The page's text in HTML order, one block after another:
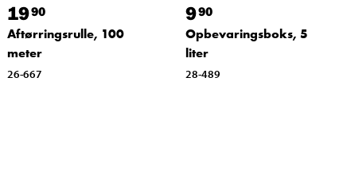
1990
Aftørringsrulle, 100
meter
26-667
990
Opbevaringsboks, 5
liter
28-489